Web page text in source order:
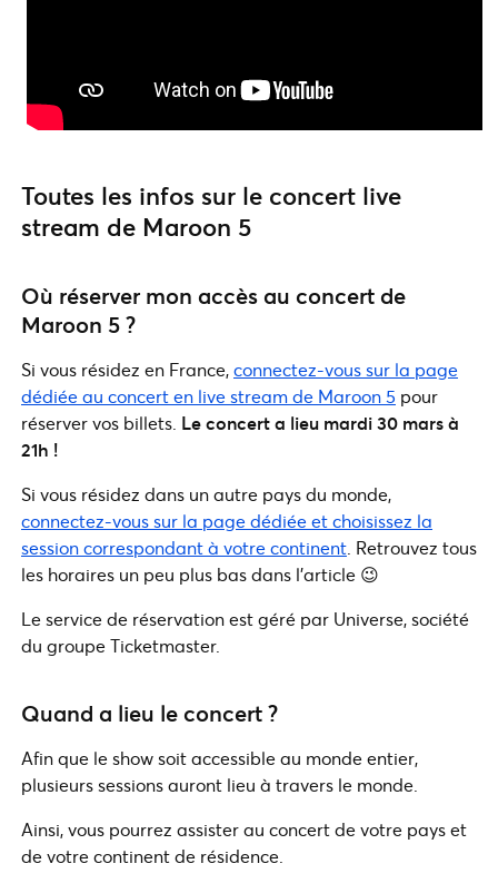
Toutes les infos sur le concert live
stream de Maroon 5
Où réserver mon accès au concert de
Maroon 5 ?
Si vous résidez en France,connectez-vous sur la page
dédiée au concert en live stream de Maroon 5 pour
réserver vos billets. Le concert a lieu mardi 30 mars à
21h !
Si vous résidez dans un autre pays du monde,
connectez-vous sur la page dédiée et choisissez la
session correspondant à votre continent . Retrouvez tous
les horaires un peu plus bas dans l’article 😉
Le service de réservation est géré par Universe, société
du groupe Ticketmaster.
Quand a lieu le concert ?
Afin que le show soit accessible au monde entier,
plusieurs sessions auront lieu à travers le monde.
Ainsi, vous pourrez assister au concert de votre pays et
de votre continent de résidence.